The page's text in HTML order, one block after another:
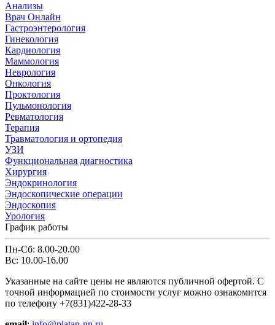
Анализы
Врач Онлайн
Гастроэнтерология
Гинекология
Кардиология
Маммология
Неврология
Онкология
Проктология
Пульмонология
Ревматология
Терапия
Травматология и ортопедия
УЗИ
Функциональная диагностика
Хирургия
Эндокринология
Эндоскопические операции
Эндоскопия
Урология
График работы
Пн-Сб: 8.00-20.00
Вс: 10.00-16.00
Указанные на сайте цены не являются публичной офертой. С
точной информацией по стоимости услуг можно ознакомится
по телефону +7(831)422-28-33